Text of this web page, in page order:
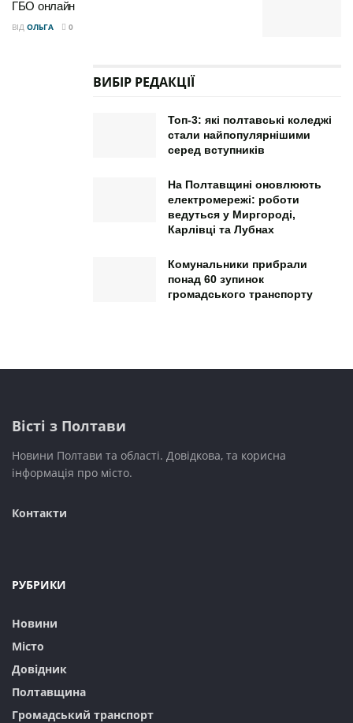
ГБО онлайн
ВІД ОЛЬГА 0
ВИБІР РЕДАКЦІЇ
Топ-3: які полтавські коледжі
стали найпопулярнішими
серед вступників
На Полтавщині оновлюють
електромережі: роботи
ведуться у Миргороді,
Карлівці та Лубнах
Комунальники прибрали
понад 60 зупинок
громадського транспорту
Вісті з Полтави
Новини Полтави та області. Довідкова, та корисна
інформація про місто.
Контакти
РУБРИКИ
Новини
Місто
Довідник
Полтавщина
Громадський транспорт